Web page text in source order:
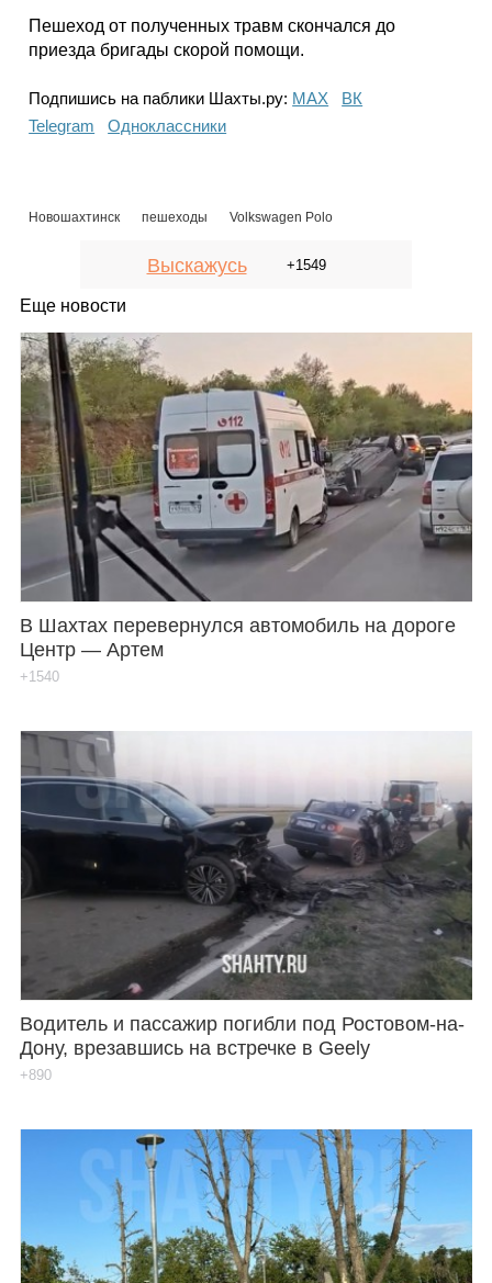
Пешеход от полученных травм скончался до
приезда бригады скорой помощи.
Подпишись на паблики Шахты.ру: МАХ
ВК
Telegram
Одноклассники
Новошахтинск пешеходы Volkswagen Polo
Выскажусь +1549
Еще новости
В Шахтах перевернулся автомобиль на дороге
Центр — Артем
+1540
Водитель и пассажир погибли под Ростовом-на-
Дону, врезавшись на встречке в Geely
+890